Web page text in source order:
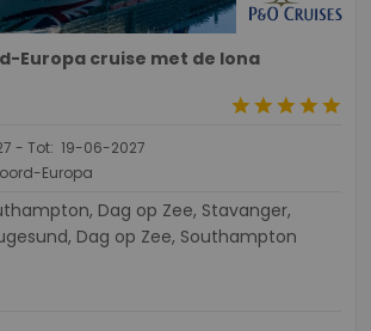
Europa cruise met de Iona
starstarstarstarstar
- Tot: 19-06-2027
Europa
Dag op Zee, Southampton